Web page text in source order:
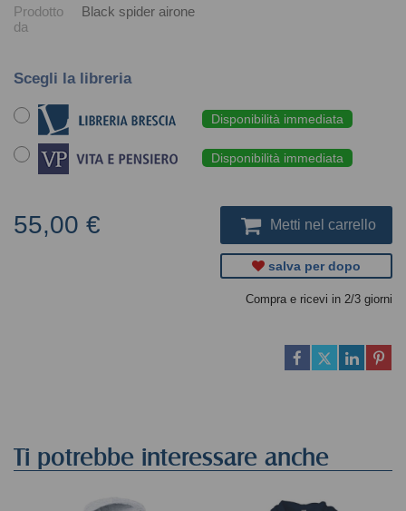
Prodotto
da
Black spider airone
Scegli la libreria
Disponibilità immediata
Disponibilità immediata
55,00 € Metti nel carrello
salva per dopo
Compra e ricevi in 2/3 giorni
Ti potrebbe interessare anche